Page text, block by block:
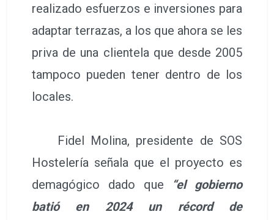
realizado esfuerzos e inversiones para
adaptar terrazas, a los que ahora se les
priva de una clientela que desde 2005
tampoco pueden tener dentro de los
locales.
Fidel Molina, presidente de SOS
Hostelería señala que el proyecto es
demagógico dado que
“el gobierno
batió en 2024 un récord de